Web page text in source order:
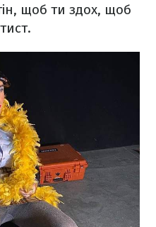
щоб ти здох, щоб